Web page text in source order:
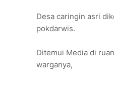
Desa caringin asri
pokdarwis.
Ditemui Media di
warganya,